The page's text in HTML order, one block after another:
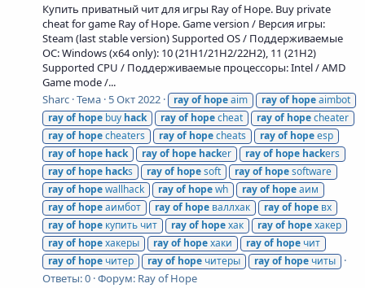
Купить приватный чит для игры Ray of Hope. Buy private
cheat for game Ray of Hope. Game version / Версия игры:
Steam (last stable version) Supported OS / Поддерживаемые
ОС: Windows (x64 only): 10 (21H1/21H2/22H2), 11 (21H2)
Supported CPU / Поддерживаемые процессоры: Intel / AMD
Game mode /...
Sharc Тема 5 Окт 2022 rayof hopeaim rayof hopeaimbot
rayof hope buy hack rayof hopecheat rayof hopecheater
rayof hopecheaters rayof hopecheats rayof hopeesp
rayof hope hack rayof hope hacker rayof hope hackers
rayof hope hacks rayof hopesoft rayof hopesoftware
rayof hopewallhack rayof hopewh rayof hopeаим
rayof hopeаимбот rayof hope валлхак rayof hope вх
rayof hope купить чит rayof hopeхак rayof hopeхакер
rayof hopeхакеры rayof hopeхаки rayof hope чит
rayof hope читер rayof hope читеры rayof hope читы
Ответы: 0 Форум: Ray of Hope